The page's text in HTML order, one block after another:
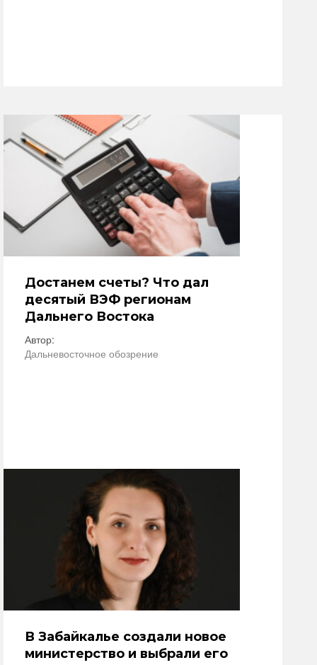
Достанем счеты? Что дал
десятый ВЭФ регионам
Дальнего Востока
Автор:
Дальневосточное обозрение
В Забайкалье создали новое
министерство и выбрали его